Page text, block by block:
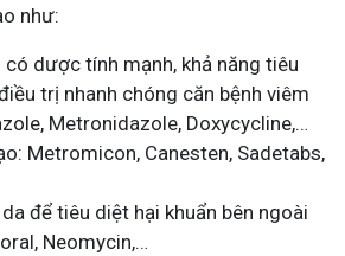
như:
dược tính mạnh, khả năng tiêu
trị nhanh chóng căn bệnh viêm
Metronidazole, Doxycycline,…
Metromicon, Canesten, Sadetabs,
để tiêu diệt hại khuẩn bên ngoài
Neomycin,…